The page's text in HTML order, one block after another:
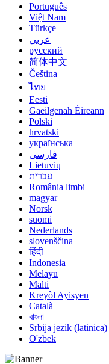
Português
Việt Nam
Türkçe
عربي
русский
简体中文
Čeština
ไทย
Eesti
Gaeilgenah Éireann
Polski
hrvatski
українська
فارسی
Lietuvių
עברית
România limbi
magyar
Norsk
suomi
Nederlands
slovenščina
हिंदी
Indonesia
Melayu
Malti
Kreyòl Ayisyen
Català
বাংলা
Srbija jezik (latinica)
O'zbek